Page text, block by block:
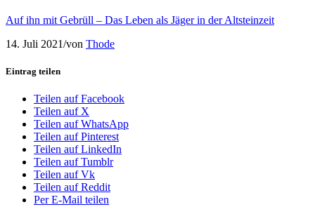
Auf ihn mit Gebrüll – Das Leben als Jäger in der Altsteinzeit
14. Juli 2021/von Thode
Eintrag teilen
Teilen auf Facebook
Teilen auf X
Teilen auf WhatsApp
Teilen auf Pinterest
Teilen auf LinkedIn
Teilen auf Tumblr
Teilen auf Vk
Teilen auf Reddit
Per E-Mail teilen